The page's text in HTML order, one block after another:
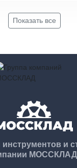
Показать все
инструментов и